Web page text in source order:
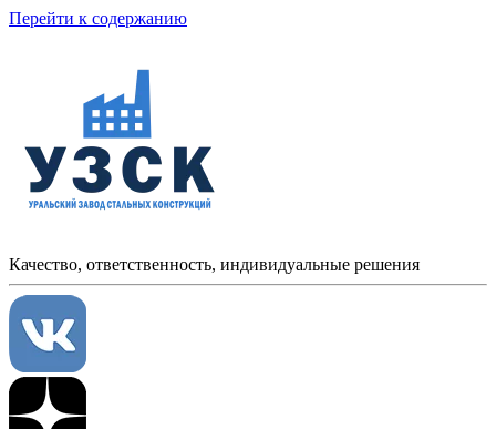
Перейти к содержанию
Качество, ответственность, индивидуальные решения